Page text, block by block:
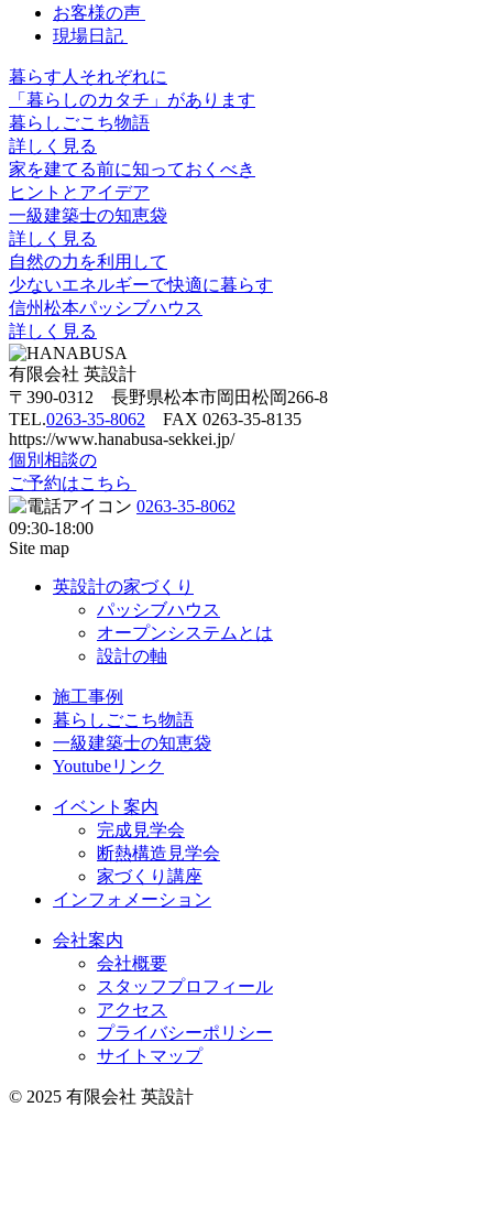
お客様の声
現場日記
暮らす人それぞれに
「暮らしのカタチ」があります
暮らしごこち物語
詳しく見る
家を建てる前に知っておくべき
ヒントとアイデア
一級建築士の知恵袋
詳しく見る
自然の力を利用して
少ないエネルギーで快適に暮らす
信州松本パッシブハウス
詳しく見る
有限会社 英設計
〒390-0312 長野県松本市岡田松岡266-8
TEL.0263-35-8062 FAX 0263-35-8135
https://www.hanabusa-sekkei.jp/
個別相談の
ご予約はこちら
0263-35-8062
09:30-18:00
Site map
英設計の家づくり
パッシブハウス
オープンシステムとは
設計の軸
施工事例
暮らしごこち物語
一級建築士の知恵袋
Youtubeリンク
イベント案内
完成見学会
断熱構造見学会
家づくり講座
インフォメーション
会社案内
会社概要
スタッフプロフィール
アクセス
プライバシーポリシー
サイトマップ
© 2025 有限会社 英設計